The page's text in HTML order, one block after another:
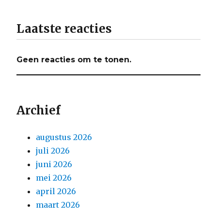
Laatste reacties
Geen reacties om te tonen.
Archief
augustus 2026
juli 2026
juni 2026
mei 2026
april 2026
maart 2026